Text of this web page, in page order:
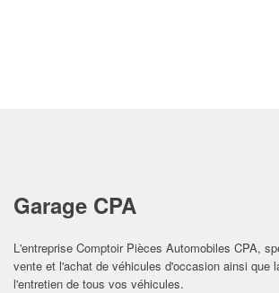
Garage CPA
L'entreprise Comptoir Pièces Automobiles CPA,
vente et l'achat de véhicules d'occasion ainsi que
l'entretien de tous vos véhicules.